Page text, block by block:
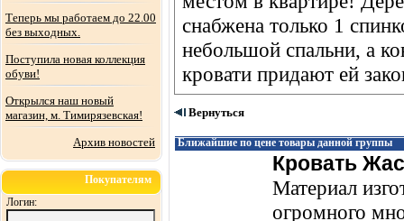
Теперь мы работаем до 22.00
без выходных.
Поступила новая коллекция
обуви!
Открылся наш новый
магазин, м. Тимирязевская!
Архив новостей
Покупателям
Логин:
снабжена только 1
небольшой спальни, а
кровати придают ей
Вернуться
Ближайшие по цене товары данной группы
Кровать
Материал
огромного